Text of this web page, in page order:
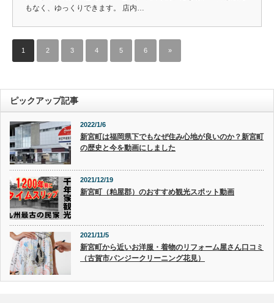
もなく、ゆっくりできます。 店内…
1 2 3 4 5 6 »
ピックアップ記事
2022/1/6
新宮町は福岡県下でもなぜ住み心地が良いのか？新宮町
の歴史と今を動画にしました
2021/12/19
新宮町（粕屋郡）のおすすめ観光スポット動画
2021/11/5
新宮町から近いお洋服・着物のリフォーム屋さん口コミ
（古賀市パンジークリーニング花見）